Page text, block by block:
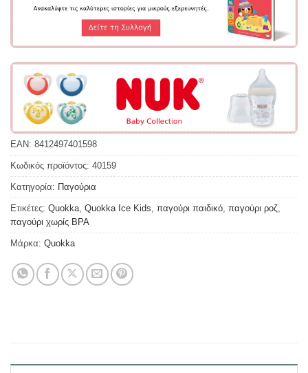
EAN: 8412497401598
Κωδικός προϊόντος: 40159
Κατηγορία: Παγούρια
Ετικέτες: Quokka, Quokka Ice Kids, παγούρι παιδικό, παγούρι ροζ,
παγούρι χωρίς BPA
Μάρκα: Quokka